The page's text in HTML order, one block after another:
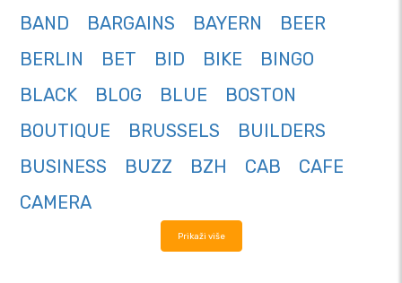
BAND
BARGAINS BAYERN
BEER
BERLIN
BET BID BIKE
BINGO
BLACK
BLOG BLUE
BOSTON
BOUTIQUE
BRUSSELS
BUILDERS
BUSINESS
BUZZ BZH CAB
CAFE
CAMERA
Prikaži više